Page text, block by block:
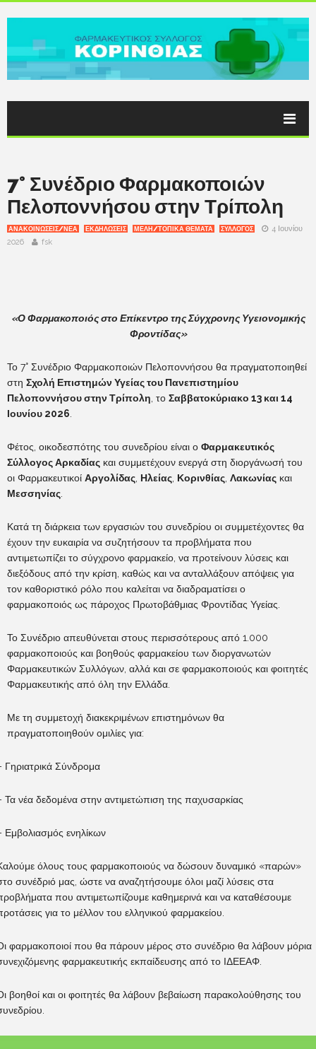
7° Συνέδριο Φαρμακοποιών
Πελοποννήσου στην Τρίπολη
ΑΝΑΚΟΙΝΩΣΕΙΣ/ΝΕΑ ΕΚΔΗΛΩΣΕΙΣ ΜΕΛΗ/ΤΟΠΙΚΑ ΘΕΜΑΤΑ ΣΥΛΛΟΓΟΣ
4 Ιουνίου
2026
fsk
«Ο Φαρμακοποιός στο Επίκεντρο της Σύγχρονης Υγειονομικής
Φροντίδας»
Το 7° Συνέδριο Φαρμακοποιών Πελοποννήσου θα πραγματοποιηθεί
στη Σχολή Επιστημών Υγείας του Πανεπιστημίου
Πελοποννήσου στην Τρίπολη , το Σαββατοκύριακο 13 και 14
Ιουνίου 2026
Φέτος, οικοδεσπότης του συνεδρίου είναι ο Φαρμακευτικός
Σύλλογος Αρκαδίας και συμμετέχουν ενεργά στη διοργάνωσή του
οι Φαρμακευτικοί Αργολίδας Ηλείας Κορινθίας Λακωνίας και
Μεσσηνίας
Κατά τη διάρκεια των εργασιών του συνεδρίου οι συμμετέχοντες θα
έχουν την ευκαιρία να συζητήσουν τα προβλήματα που
αντιμετωπίζει το σύγχρονο φαρμακείο, να προτείνουν λύσεις και
διεξόδους από την κρίση, καθώς και να ανταλλάξουν απόψεις για
τον καθοριστικό ρόλο που καλείται να διαδραματίσει ο
φαρμακοποιός ως πάροχος Πρωτοβάθμιας Φροντίδας Υγείας.
Το Συνέδριο απευθύνεται στους περισσότερους από 1.000
φαρμακοποιούς και βοηθούς φαρμακείου των διοργανωτών
Φαρμακευτικών Συλλόγων, αλλά και σε φαρμακοποιούς και φοιτητές
Φαρμακευτικής από όλη την Ελλάδα.
Με τη συμμετοχή διακεκριμένων επιστημόνων θα
πραγματοποιηθούν ομιλίες για:
Γηριατρικά Σύνδρομα
Τα νέα δεδομένα στην αντιμετώπιση της παχυσαρκίας
Εμβολιασμός ενηλίκων
όλους τους φαρμακοποιούς να δώσουν δυναμικό «παρών»
συνέδριό μας, ώστε να αναζητήσουμε όλοι μαζί λύσεις στα
που αντιμετωπίζουμε καθημερινά και να καταθέσουμε
για το μέλλον του ελληνικού φαρμακείου.
φαρμακοποιοί που θα πάρουν μέρος στο συνέδριο θα λάβουν μόρια
φαρμακευτικής εκπαίδευσης από το ΙΔΕΕΑΦ.
βοηθοί και οι φοιτητές θα λάβουν βεβαίωση παρακολούθησης του